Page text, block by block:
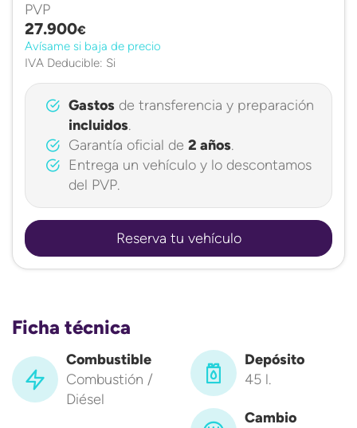
PVP
27.900€
Avísame si baja de precio
IVA Deducible: Si
Gastosde transferencia y preparación
incluidos.
Garantía oficial de 2 años.
Entrega un vehículo y lo descontamos
del PVP.
Reserva tu vehículo
Ficha técnica
Combustible
Combustión /
Diésel
Depósito
45 l.
Cambio